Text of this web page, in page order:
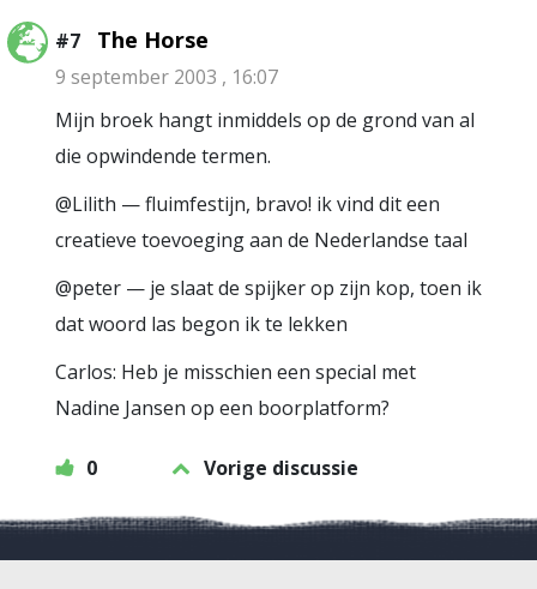
#7 The Horse
9 september 2003 , 16:07
Mijn broek hangt inmiddels op de grond van al
die opwindende termen.
@Lilith — fluimfestijn, bravo! ik vind dit een
creatieve toevoeging aan de Nederlandse taal
@peter — je slaat de spijker op zijn kop, toen ik
dat woord las begon ik te lekken
Carlos: Heb je misschien een special met
Nadine Jansen op een boorplatform?
0 Vorige discussie